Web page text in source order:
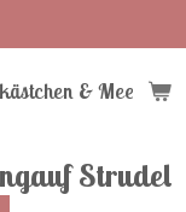
& Meer
Strudel